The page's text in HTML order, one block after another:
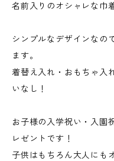
名前入りのオシャレな巾
シンプルなデザインなの
ます。
着替え入れ・おもちゃ入
いなし！
お子様の入学祝い・入園
レゼントです！
子供はもちろん大人にも